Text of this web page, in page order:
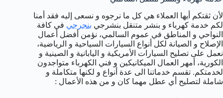
لأن ثقتكم أيها العملاء هي كل ما نرجوه و نسعى إليه فقد أمنا
لكم خدمة كهرباء و بنشر متنقل بنشرجي بنجرجي في كافة
النواحي و المناطق في عموم السالمي، نؤمن أفضل أعمال
الإصلاح و الصيانة لكل أنواع السيارات السياحية و الرياضية،
نعمل على تصليح السيارات الأمريكية و اليابانية و الصينية و
الكورية، أمهر العمال الميكانيكين و فني الكهرباء متواجدون
لخدمتكم. تقسم خدماتنا الى عدة أنواع و لكنها متكاملة و
شاملة لتصليح أي عطل مهما كان و من هذه الأعمال :